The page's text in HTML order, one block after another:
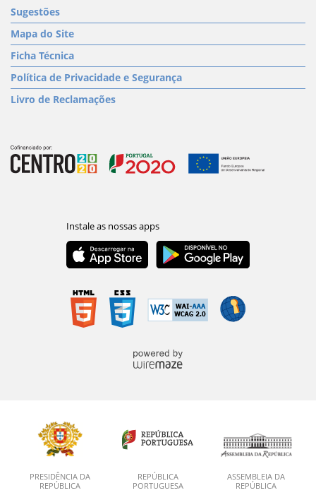
Sugestões
Mapa do Site
Ficha Técnica
Política de Privacidade e Segurança
Livro de Reclamações
PRESIDÊNCIA DA
REPÚBLICA
REPÚBLICA
PORTUGUESA
ASSEMBLEIA DA
REPÚBLICA